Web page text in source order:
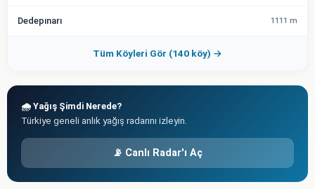
Dedepınarı 1111 m
Tüm Köyleri Gör (140 köy) →
🌧️ Yağış Şimdi Nerede?
Türkiye geneli anlık yağış radarını izleyin.
📡 Canlı Radar'ı Aç